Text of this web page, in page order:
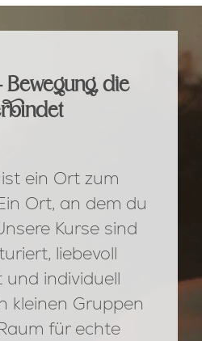
Bewegung, die
ein Ort zum
Ort, an dem du
Kurse sind
liebevoll
und individuell
kleinen Gruppen
für echte